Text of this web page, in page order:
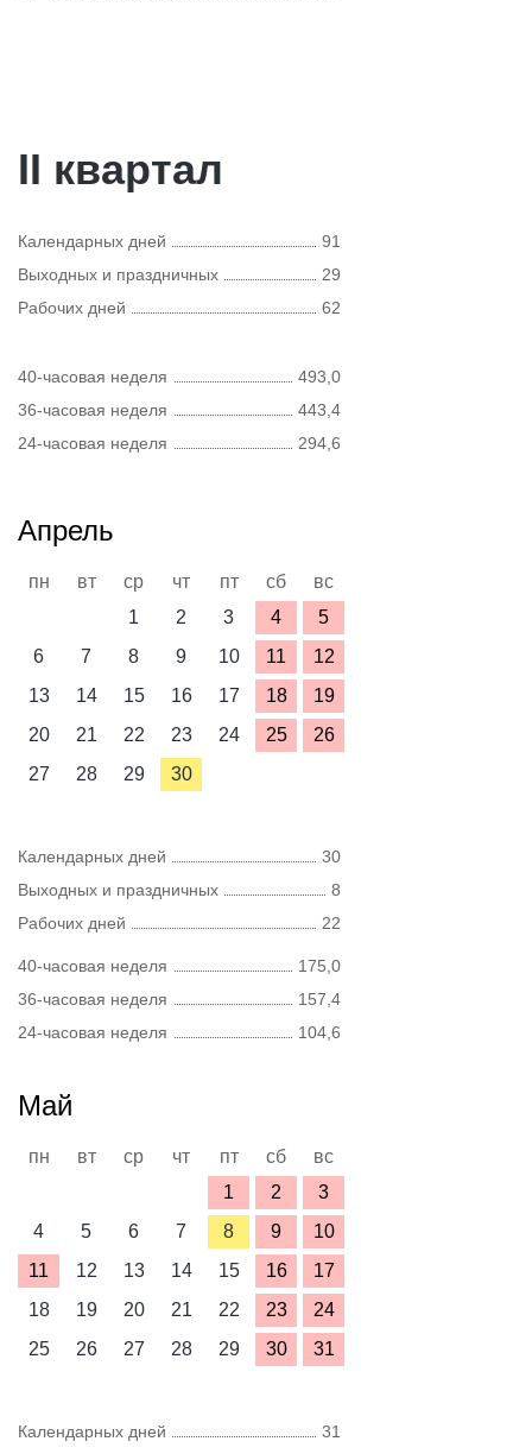
II квартал
Календарных дней
91
Выходных и праздничных
29
Рабочих дней
62
40-часовая неделя
493,0
36-часовая неделя
443,4
24-часовая неделя
294,6
Апрель
пн вт ср чт пт сб
вс
1
2 3 4
5
6
7 8 9 10 11
12
13
14 15 16 17 18
19
20
21 22 23 24 25
26
27
28 29 30
Календарных дней
30
Выходных и праздничных
8
Рабочих дней
22
40-часовая неделя
175,0
36-часовая неделя
157,4
24-часовая неделя
104,6
Май
пн вт ср чт пт сб
вс
1
2
3
4
5 6 7 8 9
10
11
12 13 14 15 16
17
18
19 20 21 22 23
24
25
26 27 28 29 30 31
Календарных дней
31